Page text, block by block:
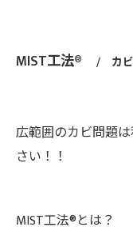
MIST工法® カ
広範囲のカビ問題
さい！！
MIST工法®とは？